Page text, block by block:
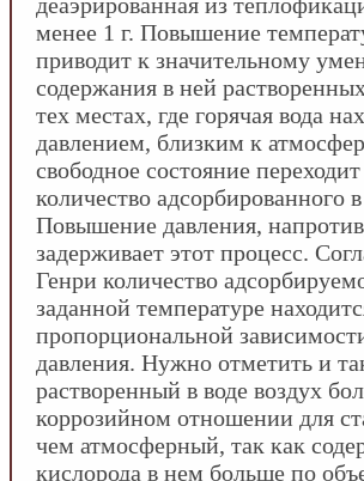
менее 1 г. Повышение
приводит к значительному
содержания в ней
тех местах, где горячая вода
давлением, близким к
свободное состояние
количество адсорбированного
Повышение давления,
задерживает этот процесс.
Генри количество
заданной температуре
пропорциональной
давления. Нужно отметить и
растворенный в воде воздух
коррозийном отношении для
чем атмосферный, так как
кислорода в нем больше по